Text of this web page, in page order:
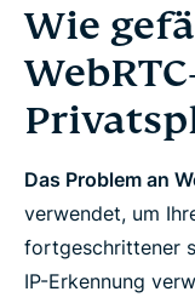
Wie
Das Problem an
verwendet, um
fortgeschrittener
IP-Erkennung